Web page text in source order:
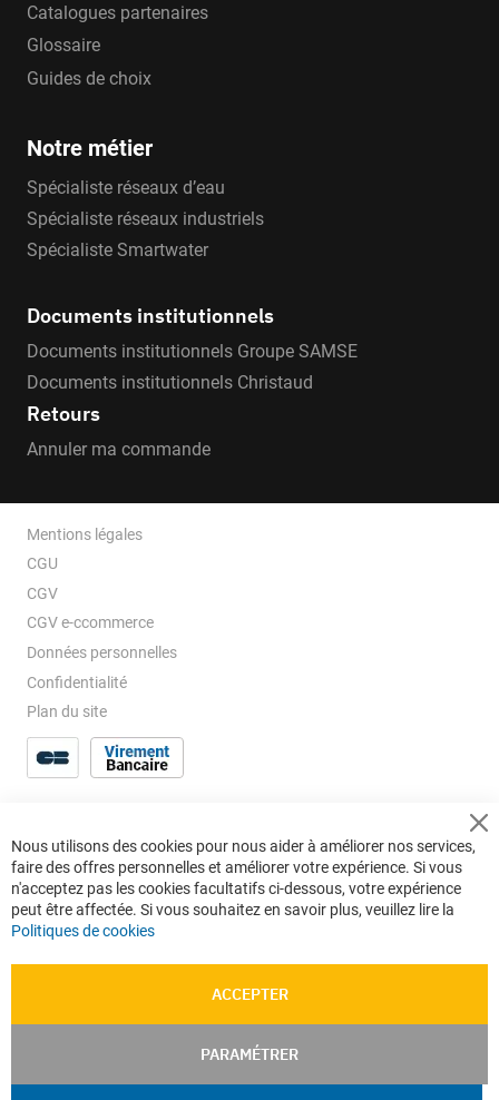
Catalogues partenaires
Glossaire
Guides de choix
Notre métier
Spécialiste réseaux d’eau
Spécialiste réseaux industriels
Spécialiste Smartwater
Documents institutionnels
Documents institutionnels Groupe SAMSE
Documents institutionnels Christaud
Retours
Annuler ma commande
Mentions légales
CGU
CGV
CGV e-ccommerce
Données personnelles
Confidentialité
Plan du site
Nous utilisons des cookies pour nous aider à améliorer nos services,
faire des offres personnelles et améliorer votre expérience. Si vous
n'acceptez pas les cookies facultatifs ci-dessous, votre expérience
peut être affectée. Si vous souhaitez en savoir plus, veuillez lire la
Politiques de cookies
ACCEPTER
PARAMÉTRER